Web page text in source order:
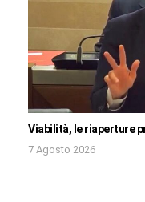
Viabilità, le riaperture
7 Agosto 2026